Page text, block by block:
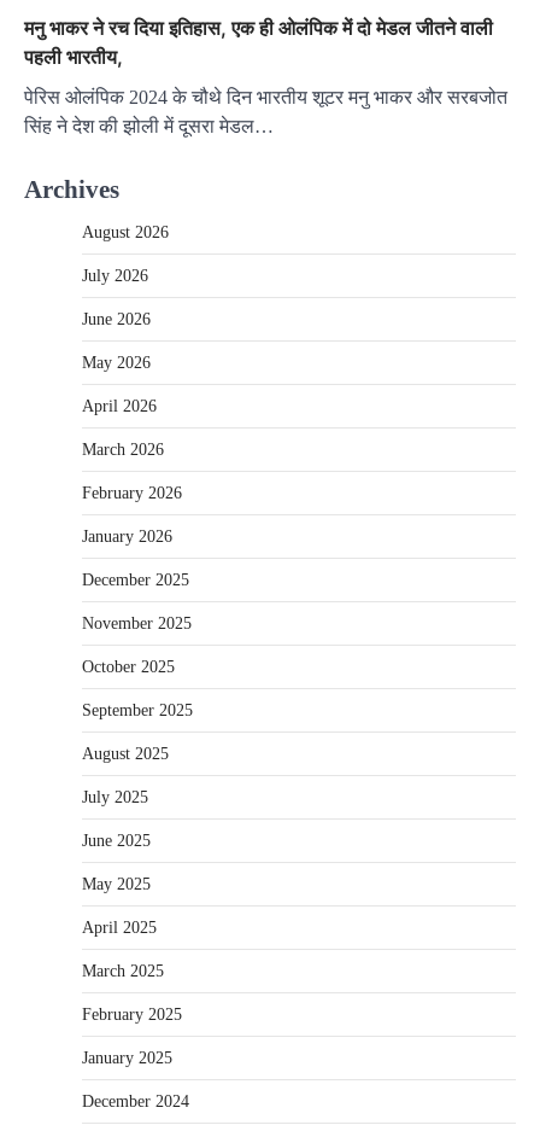
मनु भाकर ने रच द‍िया इत‍िहास, एक ही ओलंप‍िक में दो मेडल जीतने वाली
पहली भारतीय,
पेरिस ओलंपिक 2024 के चौथे दिन भारतीय शूटर मनु भाकर और सरबजोत
स‍िंह ने देश की झोली में दूसरा मेडल…
Archives
August 2026
July 2026
June 2026
May 2026
April 2026
March 2026
February 2026
January 2026
December 2025
November 2025
October 2025
September 2025
August 2025
July 2025
June 2025
May 2025
April 2025
March 2025
February 2025
January 2025
December 2024